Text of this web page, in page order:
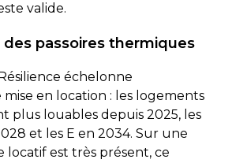
valide.
passoires thermiques
échelonne
mise en location : les logements
plus louables depuis 2025, les
et les E en 2034. Sur une
locatif est très présent, ce